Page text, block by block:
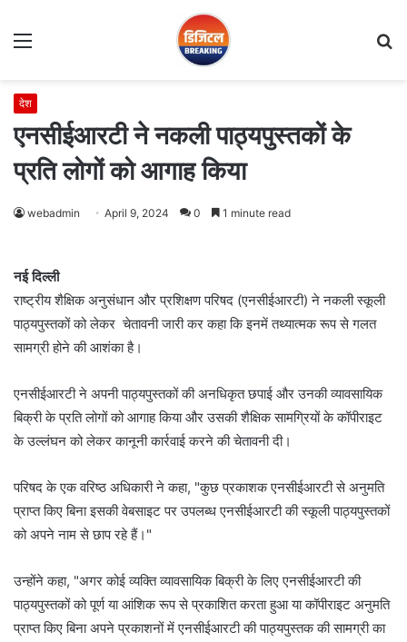
Menu
देश
एनसीईआरटी ने नकली पाठ्यपुस्तकों के
प्रति लोगों को आगाह किया
webadmin April 9, 2024 0 1 minute read
नई दिल्ली
राष्ट्रीय शैक्षिक अनुसंधान और प्रशिक्षण परिषद (एनसीईआरटी) ने नकली स्कूली
पाठ्यपुस्तकों को लेकर चेतावनी जारी कर कहा कि इनमें तथ्यात्मक रूप से गलत
सामग्री होने की आशंका है।
एनसीईआरटी ने अपनी पाठ्यपुस्तकों की अनधिकृत छपाई और उनकी व्यावसायिक
बिक्री के प्रति लोगों को आगाह किया और उसकी शैक्षिक सामग्रियों के कॉपीराइट
के उल्लंघन को लेकर कानूनी कार्रवाई करने की चेतावनी दी।
परिषद के एक वरिष्ठ अधिकारी ने कहा, "कुछ प्रकाशक एनसीईआरटी से अनुमति
प्राप्त किए बिना इसकी वेबसाइट पर उपलब्ध एनसीईआरटी की स्कूली पाठ्यपुस्तकों
को अपने नाम से छाप रहे हैं।"
उन्होंने कहा, "अगर कोई व्यक्ति व्यावसायिक बिक्री के लिए एनसीईआरटी की
पाठ्यपुस्तकों को पूर्ण या आंशिक रूप से प्रकाशित करता हुआ या कॉपीराइट अनुमति
प्राप्त किए बिना अपने प्रकाशनों में एनसीईआरटी की पाठ्यपुस्तक की सामग्री का